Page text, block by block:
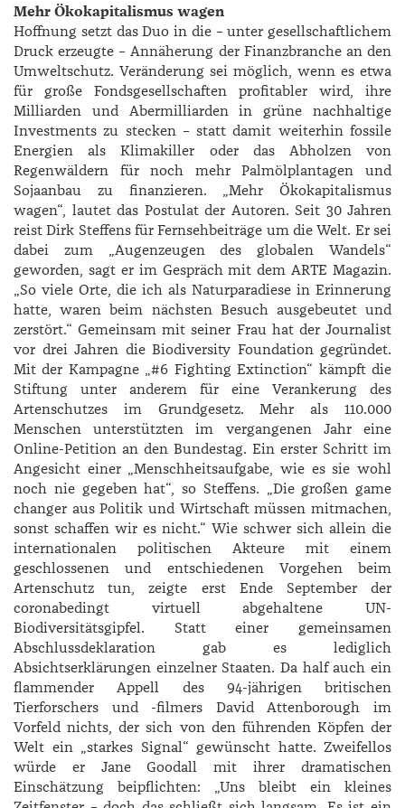
Mehr Ökokapitalismus wagen
Hoffnung setzt das Duo in die – unter gesellschaftlichem
Druck erzeugte – Annäherung der Finanzbranche an den
Umweltschutz. Veränderung sei möglich, wenn es etwa
für große Fondsgesellschaften profitabler wird, ihre
Milliarden und Abermilliarden in grüne nachhaltige
Investments zu stecken – statt damit weiterhin fossile
Energien als Klimakiller oder das Abholzen von
Regenwäldern für noch mehr Palmölplantagen und
Sojaanbau zu finanzieren. „Mehr Ökokapitalismus
wagen“, lautet das Postulat der Autoren. Seit 30 Jahren
reist Dirk Steffens für Fernsehbeiträge um die Welt. Er sei
dabei zum „Augenzeugen des globalen Wandels“
geworden, sagt er im Gespräch mit dem ARTE Magazin.
„So viele Orte, die ich als Naturparadiese in Erinnerung
hatte, waren beim nächsten Besuch ausgebeutet und
zerstört.“ Gemeinsam mit seiner Frau hat der Journalist
vor drei Jahren die Biodiversity Foundation gegründet.
Mit der Kampagne „#6 Fighting Extinction“ kämpft die
Stiftung unter anderem für eine Verankerung des
Artenschutzes im Grundgesetz. Mehr als 110.000
Menschen unterstützten im vergangenen Jahr eine
Online-Petition an den Bundestag. Ein erster Schritt im
Angesicht einer „Menschheitsaufgabe, wie es sie wohl
noch nie gegeben hat“, so Steffens. „Die großen game
changer aus Politik und Wirtschaft müssen mitmachen,
sonst schaffen wir es nicht.“ Wie schwer sich allein die
internationalen politischen Akteure mit einem
geschlossenen und entschiedenen Vorgehen beim
Artenschutz tun, zeigte erst Ende September der
coronabedingt virtuell abgehaltene UN-
Biodiversitätsgipfel. Statt einer gemeinsamen
Abschlussdeklaration gab es lediglich
Absichtserklärungen einzelner Staaten. Da half auch ein
flammender Appell des 94-jährigen britischen
Tierforschers und -filmers David Attenborough im
Vorfeld nichts, der sich von den führenden Köpfen der
Welt ein „starkes Signal“ gewünscht hatte. Zweifellos
würde er Jane Goodall mit ihrer dramatischen
Einschätzung beipflichten: „Uns bleibt ein kleines